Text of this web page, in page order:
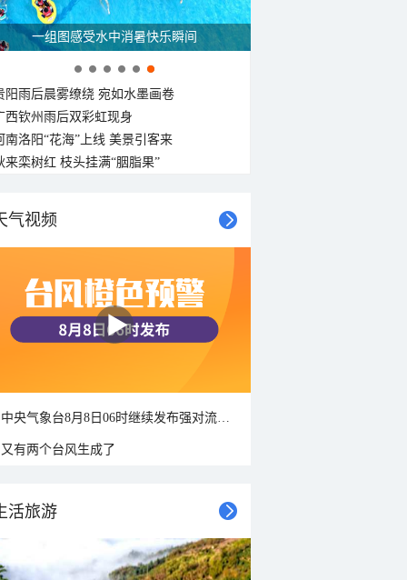
一组图感受水中消暑快乐瞬间
阳雨后晨雾缭绕 宛如水墨画卷
西钦州雨后双彩虹现身
南洛阳“花海”上线 美景引客来
来栾树红 枝头挂满“胭脂果”
气视频
又有两个台风生成了
活旅游